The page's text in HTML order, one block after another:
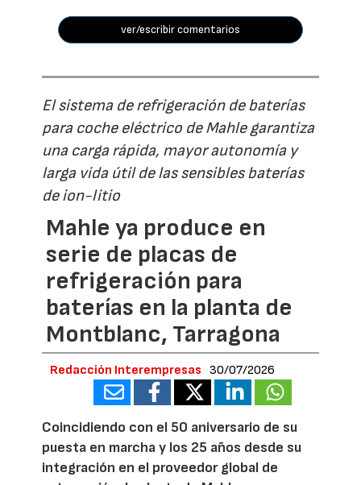
ver/escribir comentarios
El sistema de refrigeración de baterías
para coche eléctrico de Mahle garantiza
una carga rápida, mayor autonomía y
larga vida útil de las sensibles baterías
de ion-litio
Mahle ya produce en
serie de placas de
refrigeración para
baterías en la planta de
Montblanc, Tarragona
Redacción Interempresas 30/07/2026
Coincidiendo con el 50 aniversario de su
puesta en marcha y los 25 años desde su
integración en el proveedor global de